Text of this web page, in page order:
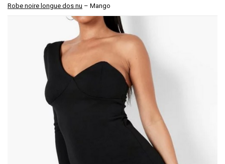
Robe noire longue dos nu – Mango